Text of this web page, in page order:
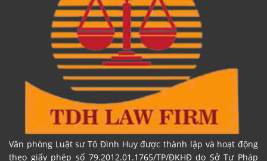
Văn phòng Luật sư Tô Đình Huy được thành lập và hoạt động
theo giấy phép số 79.2012.01.1765/TP/ĐKHĐ do Sở Tư Pháp